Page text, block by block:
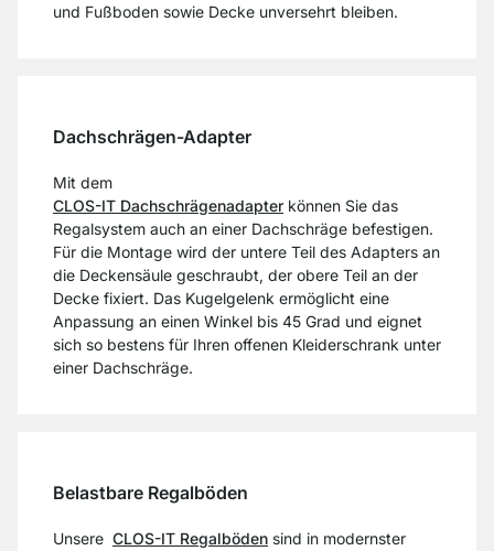
und Fußboden sowie Decke unversehrt bleiben.
Dachschrägen-Adapter
Mit dem
CLOS-IT Dachschrägenadapter können Sie das
Regalsystem auch an einer Dachschräge befestigen.
Für die Montage wird der untere Teil des Adapters an
die Deckensäule geschraubt, der obere Teil an der
Decke fixiert. Das Kugelgelenk ermöglicht eine
Anpassung an einen Winkel bis 45 Grad und eignet
sich so bestens für Ihren offenen Kleiderschrank unter
einer Dachschräge.
Belastbare Regalböden
Unsere CLOS-IT Regalböden sind in modernster